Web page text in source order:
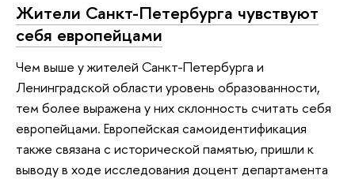
Жители Санкт-Петербурга чувствуют
себя европейцами
Чем выше у жителей Санкт-Петербурга и
Ленинградской области уровень образованности,
тем более выражена у них склонность считать себя
европейцами. Европейская самоидентификация
также связана с исторической памятью, пришли к
выводу в ходе исследования доцент департамента